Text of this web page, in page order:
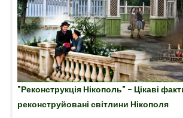
"Реконструкція Нікополь" - Цікаві
реконструйовані світлини Нікополя